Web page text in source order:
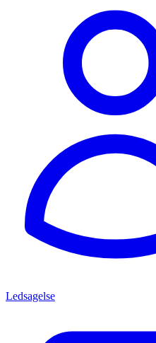
Ledsagelse